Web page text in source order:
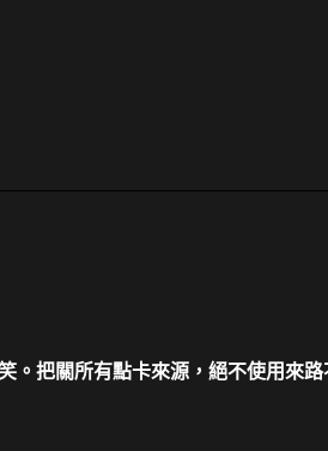
。把關所有點卡來源，絕不使用來路